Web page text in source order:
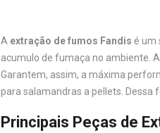
A extração de fumos Fandis é um
acumulo de fumaça no ambiente.
Garantem, assim, a máxima
para salamandras a pellets.
Principais Peças de